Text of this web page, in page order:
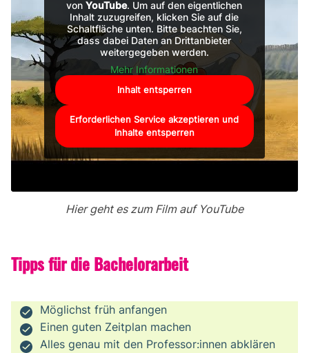
vonYouTube. Um auf den eigentlichen
Inhalt zuzugreifen, klicken Sie auf die
Schaltfläche unten. Bitte beachten Sie,
dass dabei Daten an Drittanbieter
weitergegeben werden.
Mehr Informationen
Inhalt entsperren
Erforderlichen Service akzeptieren und
Inhalte entsperren
Hier geht es zum Film auf YouTube
Tipps für die Bachelorarbeit
Möglichst früh anfangen
Einen guten Zeitplan machen
Alles genau mit den Professor:innen abklären